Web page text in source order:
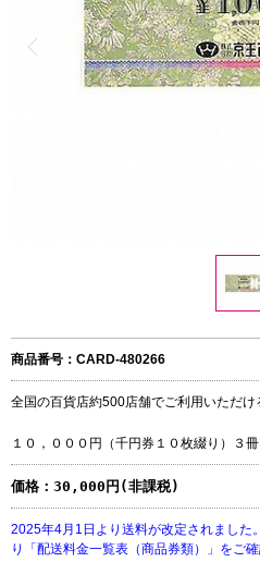
商品番号：CARD-480266
全国の百貨店約500店舗でご利用いただけ
１０，０００円（千円券１０枚綴り）３冊
価格： 30,000円(非課税)
2025年4月1日より送料が改定されました
り「配送料金一覧表（商品券類）」をご確